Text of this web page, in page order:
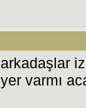
arkadaşlar
yer varmı